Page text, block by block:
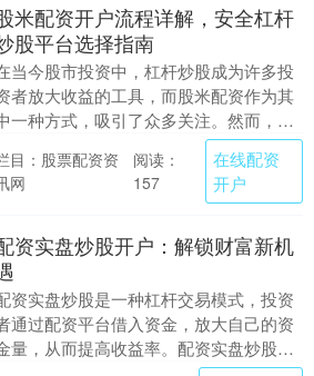
米配资开户流程详解，安全杠杆
股平台选择指南
当今股市投资中，杠杆炒股成为许多投
者放大收益的工具，而股米配资作为其
一种方式，吸引了众多关注。然而，杠
杆交易既可能带来高回报，也伴随着高风
。因此，了解正....
目：股票配资资
网
阅读：
157
在线配资
开户
资实盘炒股开户：解锁财富新机
资实盘炒股是一种杠杆交易模式，投资
通过配资平台借入资金，放大自己的资
量，从而提高收益率。配资实盘炒股开